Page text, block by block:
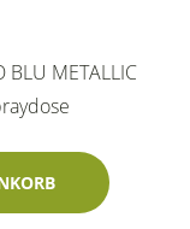
METALLIC
400ml Mipa-